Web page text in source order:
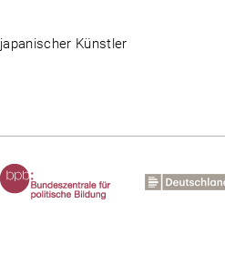
japanischer Künstler